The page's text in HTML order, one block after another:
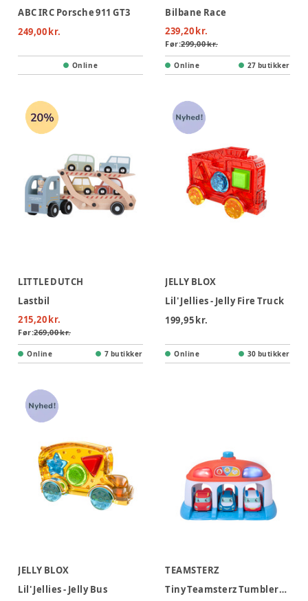
ABC IRC Porsche 911 GT3
249,00 kr.
Online
Bilbane Race
239,20 kr.
Før:299,00 kr.
Online 27 butikker
LITTLE DUTCH
Lastbil
215,20 kr.
Før:269,00 kr.
Online 7 butikker
JELLY BLOX
Lil' Jellies - Jelly Fire Truck
199,95 kr.
Online 30 butikker
JELLY BLOX
Lil' Jellies - Jelly Bus
TEAMSTERZ
Tiny Teamsterz Tumblers Rescue HQ With 3 Cars